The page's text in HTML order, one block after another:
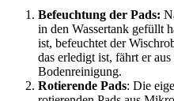
Befeuchtung der Pads:
in den Wassertank gefüllt
ist, befeuchtet der
das erledigt ist, fährt er
Bodenreinigung.
Rotierende Pads: Die